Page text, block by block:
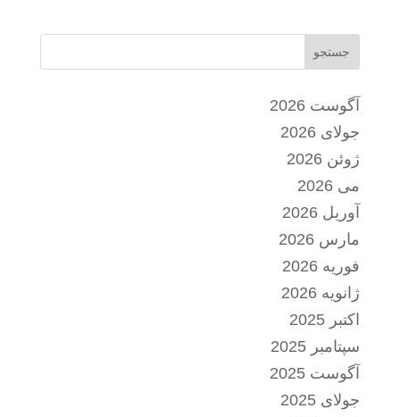
جستجو
آگوست 2026
جولای 2026
ژوئن 2026
می 2026
آوریل 2026
مارس 2026
فوریه 2026
ژانویه 2026
اکتبر 2025
سپتامبر 2025
آگوست 2025
جولای 2025